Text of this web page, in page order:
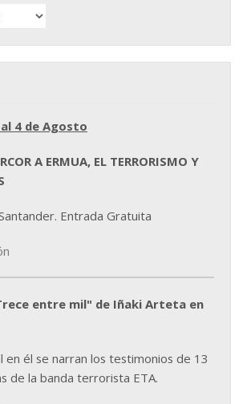
4 de Agosto
A ERMUA, EL TERRORISMO Y
Entrada Gratuita
entre mil" de Iñaki Arteta en
en él se narran los testimonios de 13
de la banda terrorista ETA.